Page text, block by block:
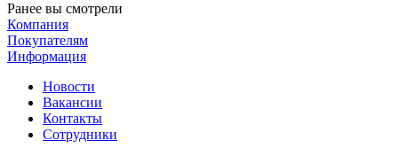
Ранее вы смотрели
Компания
Покупателям
Информация
Новости
Вакансии
Контакты
Сотрудники